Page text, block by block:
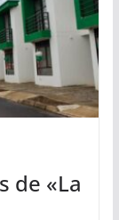
de «La